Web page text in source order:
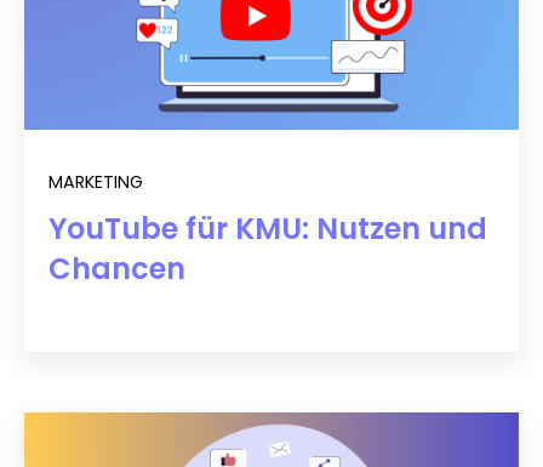
MARKETING
YouTube für KMU: Nutzen und
Chancen